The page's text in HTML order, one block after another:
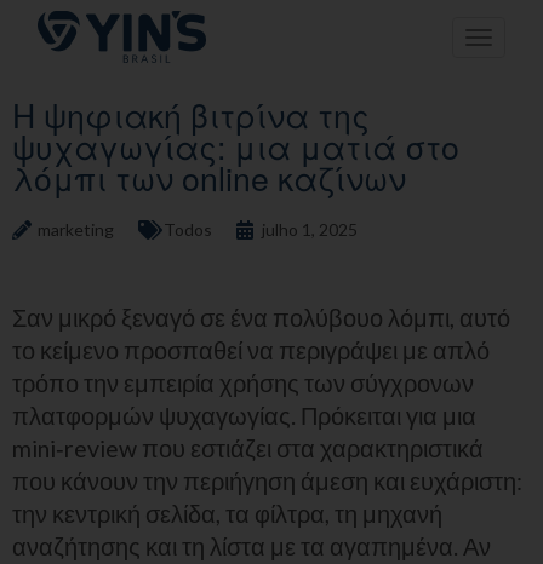
Pular
para
Toggle
Η ψηφιακή βιτρίνα της
ψυχαγωγίας: μια ματιά στο
λόμπι των online καζίνων
marketing Todos julho 1, 2025
Σαν μικρό ξεναγό σε ένα πολύβουο λόμπι, αυτό
το κείμενο προσπαθεί να περιγράψει με απλό
τρόπο την εμπειρία χρήσης των σύγχρονων
πλατφορμών ψυχαγωγίας. Πρόκειται για μια
mini‑review που εστιάζει στα χαρακτηριστικά
που κάνουν την περιήγηση άμεση και ευχάριστη:
την κεντρική σελίδα, τα φίλτρα, τη μηχανή
αναζήτησης και τη λίστα με τα αγαπημένα. Αν